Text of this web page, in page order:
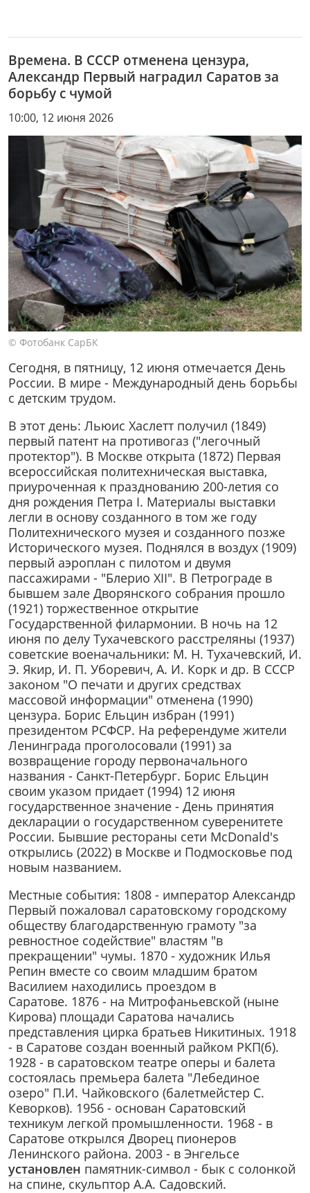
Времена. В СССР отменена цензура,
Александр Первый наградил Саратов за
борьбу с чумой
10:00, 12 июня 2026
© Фотобанк СарБК
Сегодня, в пятницу, 12 июня отмечается День
России. В мире - Международный день борьбы
с детским трудом.
В этот день: Льюис Хаслетт получил (1849)
первый патент на противогаз ("легочный
протектор"). В Москве открыта (1872) Первая
всероссийская политехническая выставка,
приуроченная к празднованию 200-летия со
дня рождения Петра I. Материалы выставки
легли в основу созданного в том же году
Политехнического музея и созданного позже
Исторического музея. Поднялся в воздух (1909)
первый аэроплан с пилотом и двумя
пассажирами - "Блерио XII". В Петрограде в
бывшем зале Дворянского собрания прошло
(1921) торжественное открытие
Государственной филармонии. В ночь на 12
июня по делу Тухачевского расстреляны (1937)
советские военачальники: М. Н. Тухачевский, И.
Э. Якир, И. П. Уборевич, А. И. Корк и др. В СССР
законом "О печати и других средствах
массовой информации" отменена (1990)
цензура. Борис Ельцин избран (1991)
президентом РСФСР. На референдуме жители
Ленинграда проголосовали (1991) за
возвращение городу первоначального
названия - Санкт-Петербург. Борис Ельцин
своим указом придает (1994) 12 июня
государственное значение - День принятия
декларации о государственном суверенитете
России. Бывшие рестораны сети McDonald's
открылись (2022) в Москве и Подмосковье под
новым названием.
Местные события: 1808 - император Александр
Первый пожаловал саратовскому городскому
обществу благодарственную грамоту "за
ревностное содействие" властям "в
прекращении" чумы. 1870 - художник Илья
Репин вместе со своим младшим братом
Василием находились проездом в
Саратове. 1876 - на Митрофаньевской (ныне
Кирова) площади Саратова начались
представления цирка братьев Никитиных. 1918
- в Саратове создан военный райком РКП(б).
1928 - в саратовском театре оперы и балета
состоялась премьера балета "Лебединое
озеро" П.И. Чайковского (балетмейстер С.
Кеворков). 1956 - основан Саратовский
техникум легкой промышленности. 1968 - в
Саратове открылся Дворец пионеров
Ленинского района. 2003 - в Энгельсе
установлен памятник-символ - бык с солонкой
на спине, скульптор А.А. Садовский.